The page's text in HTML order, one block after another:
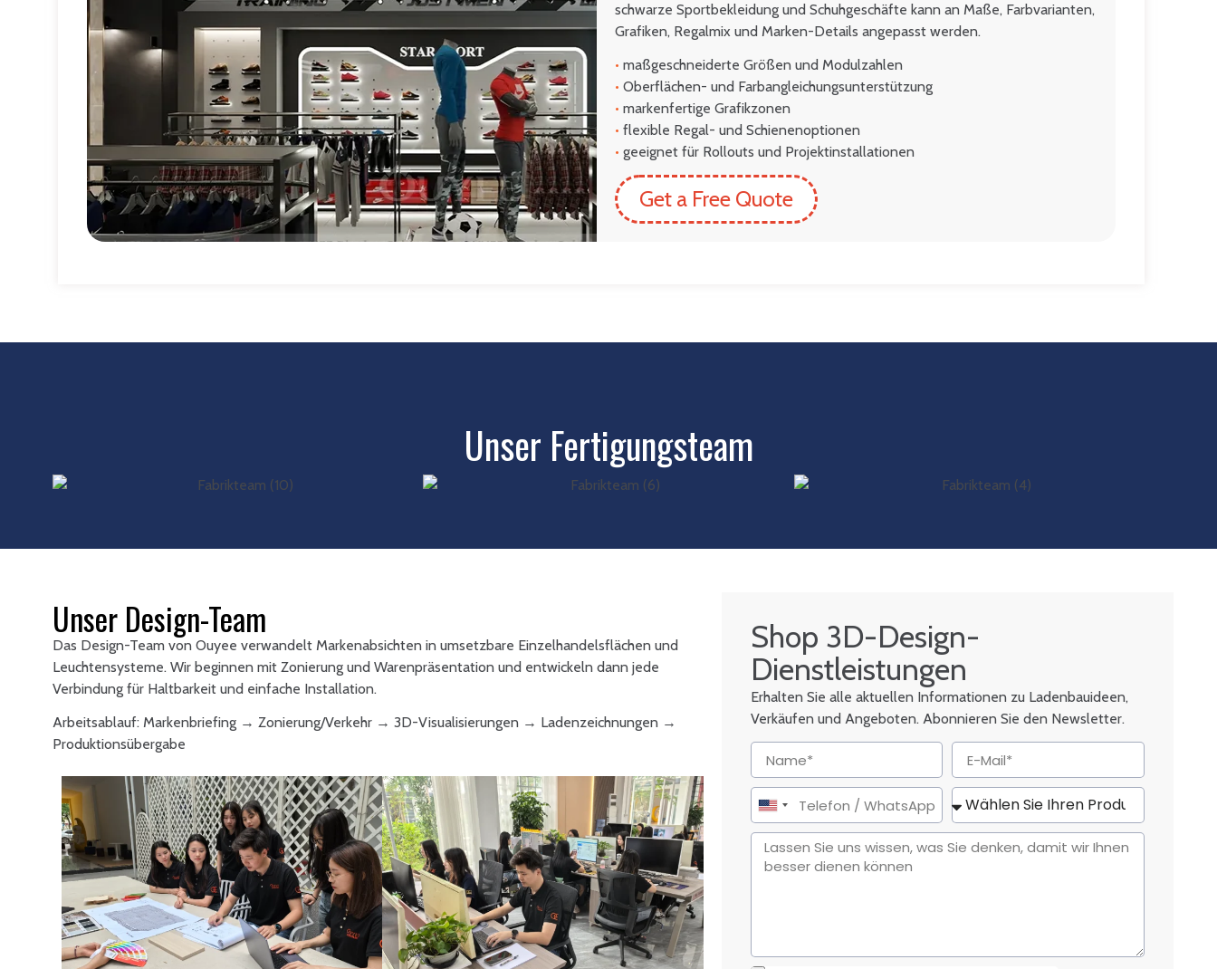
schwarze Sportbekleidung und Schuhgeschäfte kann an Maße, Farbvarianten,
Grafiken, Regalmix und Marken-Details angepasst werden.
• maßgeschneiderte Größen und Modulzahlen
• Oberflächen- und Farbangleichungsunterstützung
• markenfertige Grafikzonen
• flexible Regal- und Schienenoptionen
• geeignet für Rollouts und Projektinstallationen
Get a Free Quote
Unser Fertigungsteam
Unser Design-Team
Das Design-Team von Ouyee verwandelt Markenabsichten in umsetzbare Einzelhandelsflächen und
Leuchtensysteme. Wir beginnen mit Zonierung und Warenpräsentation und entwickeln dann jede
Verbindung für Haltbarkeit und einfache Installation.
Arbeitsablauf: Markenbriefing → Zonierung/Verkehr → 3D-Visualisierungen → Ladenzeichnungen →
Produktionsübergabe
Shop 3D-Design-
Dienstleistungen
Erhalten Sie alle aktuellen Informationen zu Ladenbauideen,
Verkäufen und Angeboten. Abonnieren Sie den Newsletter.
United
States
+1